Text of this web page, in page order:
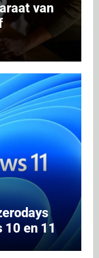
van
10 en 11